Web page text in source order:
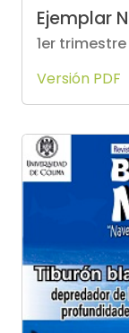
Ejemplar
1er
Versión PDF